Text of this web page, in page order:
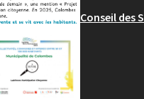
Conseil des